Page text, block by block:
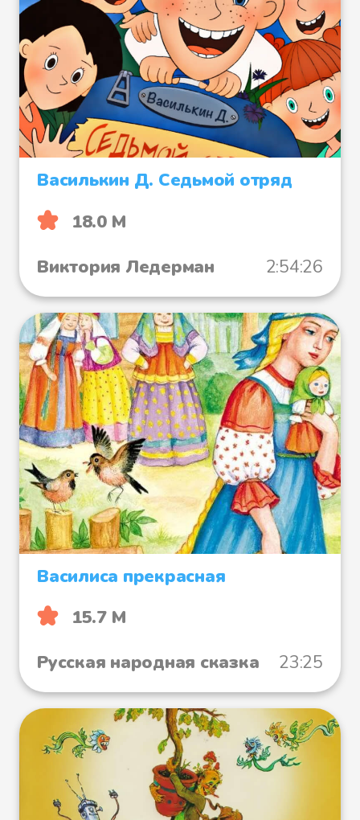
Василькин Д. Седьмой отряд
18.0 М
Виктория Ледерман
2:54:26
Василиса прекрасная
15.7 М
Русская народная сказка
23:25